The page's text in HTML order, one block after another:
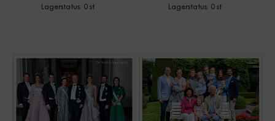
Lagerstatus: 0 st Lagerstatus: 0 st